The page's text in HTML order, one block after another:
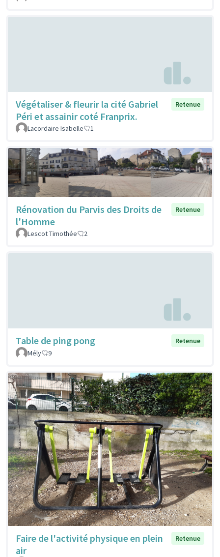
Végétaliser & fleurir la cité Gabriel
Péri et assainir coté Franprix.
Retenue
Lacordaire Isabelle 1
Rénovation du Parvis des Droits de
l'Homme
Retenue
Lescot Timothée 2
Table de ping pong
Retenue
Mély
9
Faire de l'activité physique en plein
air
Retenue